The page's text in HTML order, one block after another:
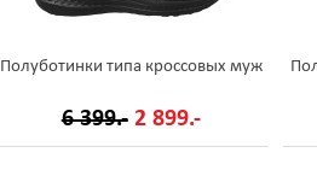
Полуботинки типа кроссовых муж
6 399.- 2 899.-